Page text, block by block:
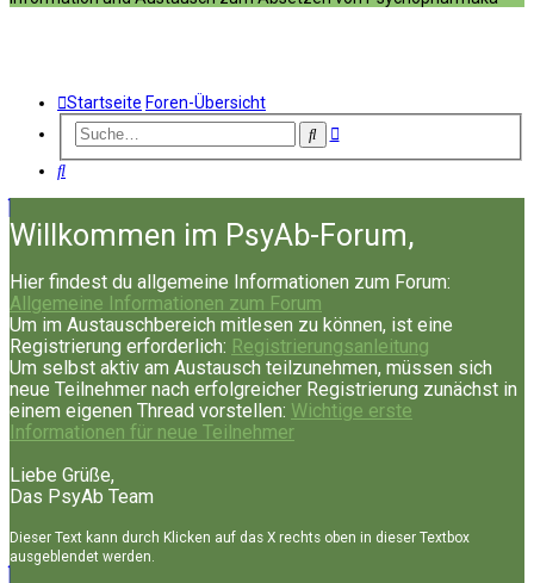
Startseite Foren-Übersicht
SucheErweiterte
Suche
Willkommen im PsyAb-Forum,
Hier findest du allgemeine Informationen zum Forum:
Allgemeine Informationen zum Forum
Um im Austauschbereich mitlesen zu können, ist eine
Registrierung erforderlich: Registrierungsanleitung
Um selbst aktiv am Austausch teilzunehmen, müssen sich
neue Teilnehmer nach erfolgreicher Registrierung zunächst in
einem eigenen Thread vorstellen: Wichtige erste
Informationen für neue Teilnehmer
Liebe Grüße,
Das PsyAb Team
Dieser Text kann durch Klicken auf das X rechts oben in dieser Textbox
ausgeblendet werden.